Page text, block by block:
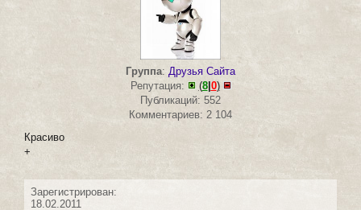
Группа: Друзья Сайта
Репутация:
(8| 0)
Публикаций: 552
Комментариев: 2 104
Красиво
+
Зарегистрирован:
18.02.2011